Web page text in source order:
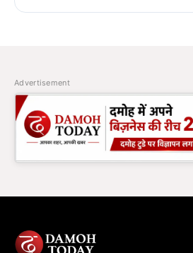
Advertisement